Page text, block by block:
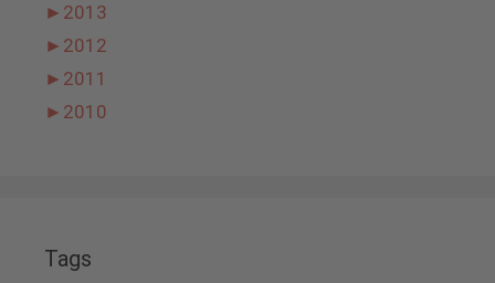
► 2013
► 2012
► 2011
► 2010
Tags